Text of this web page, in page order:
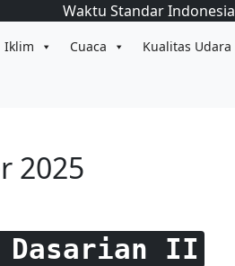
Waktu Standar Indonesia
Iklim Cuaca Kualitas Udara
2025
Dasarian II